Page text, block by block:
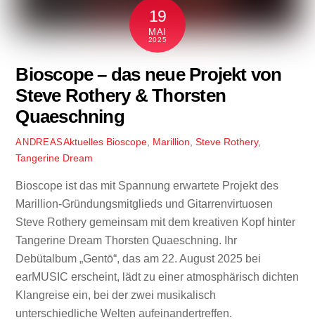
19
MAI
2025
Bioscope – das neue Projekt von
Steve Rothery & Thorsten
Quaeschning
ANDREASAktuelles Bioscope, Marillion, Steve Rothery,
Tangerine Dream
Bioscope ist das mit Spannung erwartete Projekt des
Marillion-Gründungsmitglieds und Gitarrenvirtuosen
Steve Rothery gemeinsam mit dem kreativen Kopf hinter
Tangerine Dream Thorsten Quaeschning. Ihr
Debütalbum „Gentō“, das am 22. August 2025 bei
earMUSIC erscheint, lädt zu einer atmosphärisch dichten
Klangreise ein, bei der zwei musikalisch
unterschiedliche Welten aufeinandertreffen.